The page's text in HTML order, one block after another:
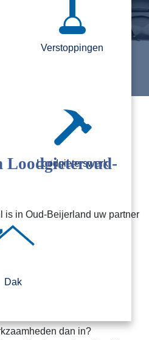
Verstoppingen
Loodgieterswerk
Dak
Loodgieteroud-
is in Oud-Beijerland uw partner
dan in?